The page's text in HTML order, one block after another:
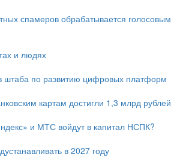
спамеров обрабатывается голосовым
и людях
штаба по развитию цифровых платформ
картам достигли 1,3 млрд рублей
и МТС войдут в капитал НСПК?
в 2027 году